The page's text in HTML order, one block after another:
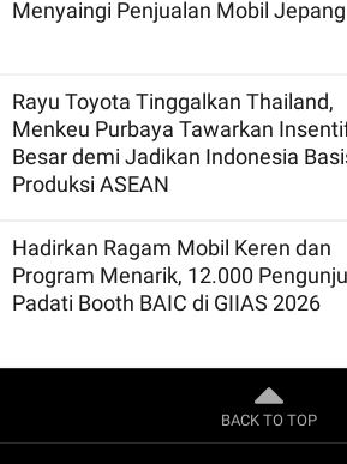
Menyaingi Penjualan Mobil Jepang
Rayu Toyota Tinggalkan Thailand,
Menkeu Purbaya Tawarkan
Besar demi Jadikan Indonesia
Produksi ASEAN
Hadirkan Ragam Mobil Keren dan
Program Menarik, 12.000
Padati Booth BAIC di GIIAS 2026
BACK TO TOP